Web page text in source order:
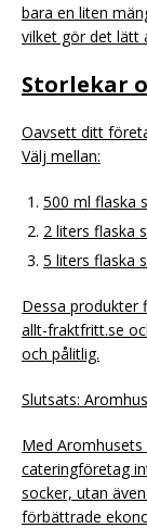
bara en liten
vilket gör det lätt
Storlekar
Oavsett ditt
Välj mellan:
500 ml flaska
2 liters flaska
5 liters flaska
Dessa produkter
allt-fraktfritt.se
och pålitlig.
Slutsats:
Med
cateringföretag
socker, utan
förbättrade